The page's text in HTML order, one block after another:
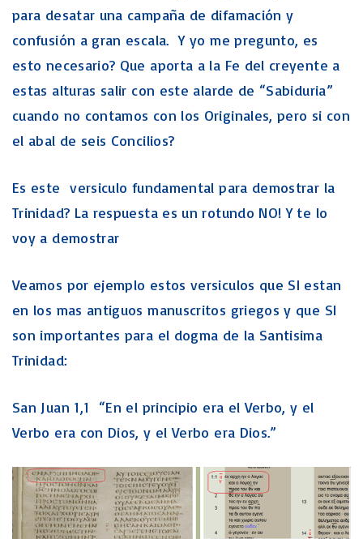
para desatar una campaña de difamación y
confusión a gran escala. Y yo me pregunto, es
esto necesario? Que aporta a la Fe del creyente a
estas alturas salir con este alarde de “Sabiduria”
cuando no contamos con los Originales, pero si con
el abal de seis Concilios?
Es este versiculo fundamental para demostrar la
Trinidad? La respuesta es un rotundo NO! Y te lo
voy a demostrar
Veamos por ejemplo estos versiculos que SI estan
en los mas antiguos manuscritos griegos y que SI
son importantes para el dogma de la Santisima
Trinidad:
San Juan 1,1 “En el principio era el Verbo, y el
Verbo era con Dios, y el Verbo era Dios.”